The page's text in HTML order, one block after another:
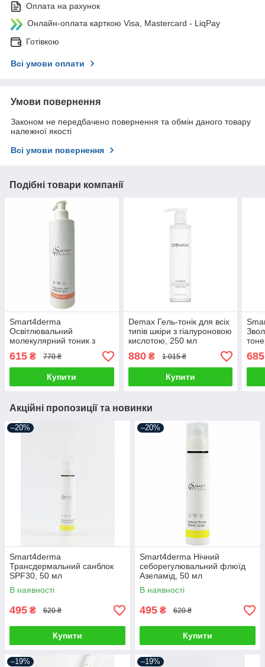
Оплата на рахунок
Онлайн-оплата карткою Visa, Mastercard - LiqPay
Готівкою
Всі умови оплати
Умови повернення
Законом не передбачено повернення та обмін даного товару
належної якості
Всі умови повернення
Подібні товари компанії
Smart4derma
Освітлювальний
молекулярний тоник з
ніацинамідом та
глутатіоном, 250 мл
615 ₴ 770 ₴
Купити
Demax Гель-тонік для всіх
типів шкіри з гіалуроновою
кислотою, 250 мл
880₴ 1 015 ₴
Купити
250
685
Акційні пропозиції та новинки
–20%
Smart4derma
Трансдермальний санблок
SPF30, 50 мл
В наявності
495 ₴ 620 ₴
Купити
–20%
Smart4derma Нічний
себорегулювальний флюїд
Азеламід, 50 мл
В наявності
495 ₴ 620 ₴
Купити
–19% –19%